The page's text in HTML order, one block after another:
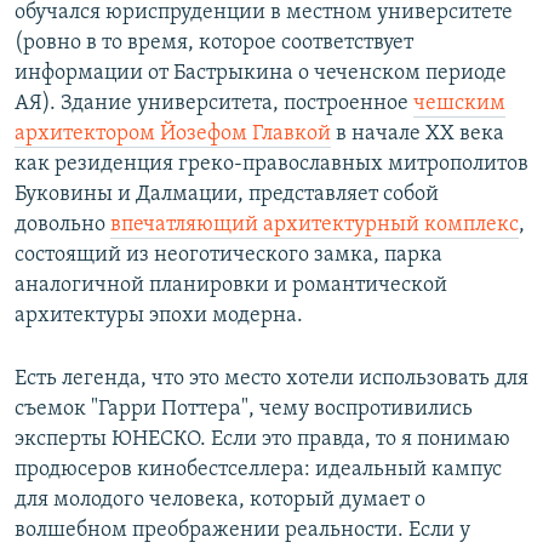
обучался юриспруденции в местном университете
(ровно в то время, которое соответствует
информации от Бастрыкина о чеченском периоде
АЯ). Здание университета, построенное чешским
архитектором Йозефом Главкой в начале ХХ века
как резиденция греко-православных митрополитов
Буковины и Далмации, представляет собой
довольно впечатляющий архитектурный комплекс,
состоящий из неоготического замка, парка
аналогичной планировки и романтической
архитектуры эпохи модерна.
Есть легенда, что это место хотели использовать для
съемок "Гарри Поттера", чему воспротивились
эксперты ЮНЕСКО. Если это правда, то я понимаю
продюсеров кинобестселлера: идеальный кампус
для молодого человека, который думает о
волшебном преображении реальности. Если у